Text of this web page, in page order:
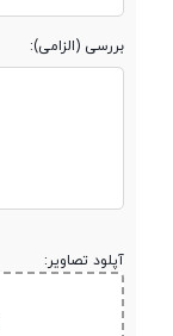
حافظه
نوع حافظه داخلی
مقدار RAM
بررسی (الزامی):
آپلود تصاویر: